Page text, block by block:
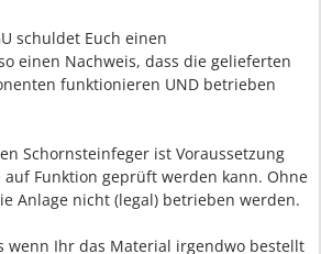
schuldet Euch einen
einen Nachweis, dass die gelieferten
funktionieren UND betrieben
Schornsteinfeger ist Voraussetzung
Funktion geprüft werden kann. Ohne
Anlage nicht (legal) betrieben werden.
wenn Ihr das Material irgendwo bestellt